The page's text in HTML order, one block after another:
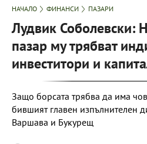
НАЧАЛО ФИНАНСИ ПАЗАРИ
Лудвик Соболевски:
пазар му трябват
инвеститори и
Защо борсата трябва да има
бившият главен изпълнителен
Варшава и Букурещ